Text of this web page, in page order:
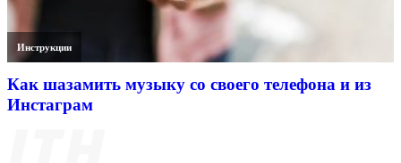
Инструкции
Как шазамить музыку со своего телефона и из
Инстаграм